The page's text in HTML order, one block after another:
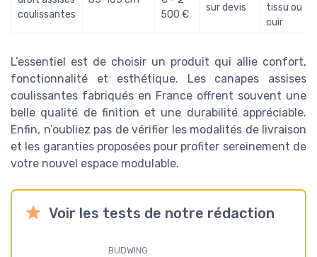
coulissantes
500 €
sur devis
tissu ou
cuir
L’essentiel est de choisir un produit qui allie confort,
fonctionnalité et esthétique. Les canapes assises
coulissantes fabriqués en France offrent souvent une
belle qualité de finition et une durabilité appréciable.
Enfin, n’oubliez pas de vérifier les modalités de livraison
et les garanties proposées pour profiter sereinement de
votre nouvel espace modulable.
Voir les tests de notre rédaction
BUDWING